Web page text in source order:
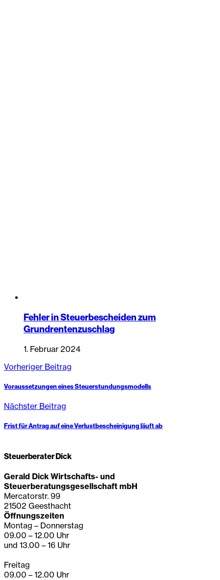
Fehler in Steuerbescheiden zum
Grundrentenzuschlag
1. Februar 2024
Vorheriger Beitrag
Voraussetzungen eines Steuerstundungsmodells
Nächster Beitrag
Frist für Antrag auf eine Verlustbescheinigung läuft ab
Steuerberater Dick
Gerald Dick Wirtschafts- und
Steuerberatungsgesellschaft mbH
Mercatorstr. 99
21502 Geesthacht
Öffnungszeiten
Montag – Donnerstag
09.00 – 12.00 Uhr
und 13.00 – 16 Uhr
Freitag
09.00 – 12.00 Uhr